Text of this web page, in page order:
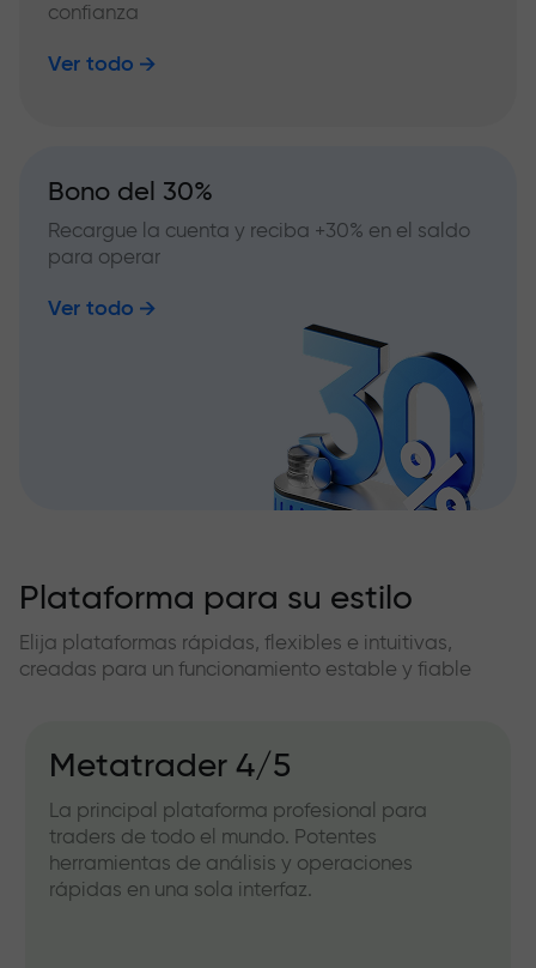
confianza
Ver todo
Bono del 30%
Recargue la cuenta y reciba +30% en el saldo
para operar
Ver todo
Plataforma para su estilo
Elija plataformas rápidas, flexibles e intuitivas,
creadas para un funcionamiento estable y fiable
Metatrader 4/5
La principal plataforma profesional para
traders de todo el mundo. Potentes
herramientas de análisis y operaciones
rápidas en una sola interfaz.